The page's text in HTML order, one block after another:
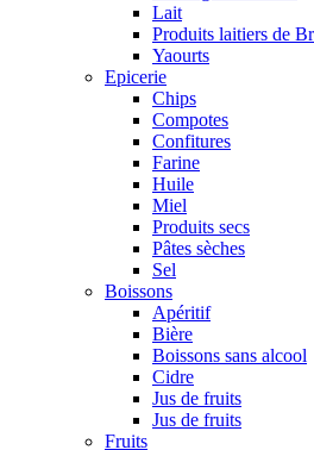
Lait
Produits laitiers de
Yaourts
Epicerie
Chips
Compotes
Confitures
Farine
Huile
Miel
Produits secs
Pâtes sèches
Sel
Boissons
Apéritif
Bière
Boissons sans alcool
Cidre
Jus de fruits
Jus de fruits
Fruits